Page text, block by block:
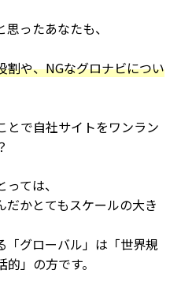
ったあなたも、
割や、NGなグロナビについ
とで自社サイトをワンラン
ては、
かとてもスケールの大き
「グローバル」は「世界規
」の方です。